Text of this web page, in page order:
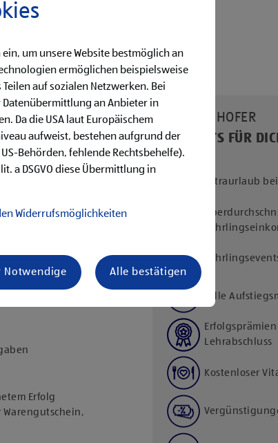
Erfolg
Warengutschein,
UNSERE HOFER
BENEFITS FÜR
Extraurlaub
Tolle
Lehrabschluss
Kostenloser
um unsere Website bestmöglich an
ermöglichen beispielsweise
auf sozialen Netzwerken. Bei
Datenübermittlung an Anbieter in
Da die USA laut Europäischem
aufweist, bestehen aufgrund der
Behörden, fehlende Rechtsbehelfe).
a DSGVO diese Übermittlung in
Widerrufsmöglichkeiten
Notwendige Alle bestätigen